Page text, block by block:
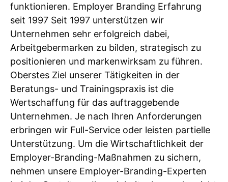
funktionieren. Employer Branding Erfahrung
seit 1997 Seit 1997 unterstützen wir
Unternehmen sehr erfolgreich dabei,
Arbeitgebermarken zu bilden, strategisch zu
positionieren und markenwirksam zu führen.
Oberstes Ziel unserer Tätigkeiten in der
Beratungs- und Trainingspraxis ist die
Wertschaffung für das auftraggebende
Unternehmen. Je nach Ihren Anforderungen
erbringen wir Full-Service oder leisten partielle
Unterstützung. Um die Wirtschaftlichkeit der
Employer-Branding-Maßnahmen zu sichern,
nehmen unsere Employer-Branding-Experten